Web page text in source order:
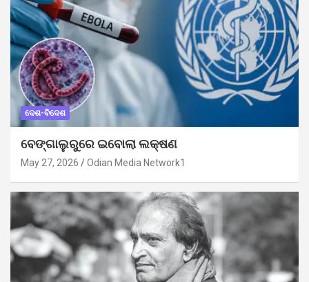
ଦେଶ-ବିଦେଶ
ବେଙ୍ଗାଲୁରୁରେ ଇବୋଲା ଲକ୍ଷଣ
May 27, 2026 Odian Media Network1